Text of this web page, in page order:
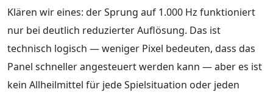
Klären wir eines: der Sprung auf 1.000 Hz funktioniert
nur bei deutlich reduzierter Auflösung. Das ist
technisch logisch — weniger Pixel bedeuten, dass das
Panel schneller angesteuert werden kann — aber es ist
kein Allheilmittel für jede Spielsituation oder jeden